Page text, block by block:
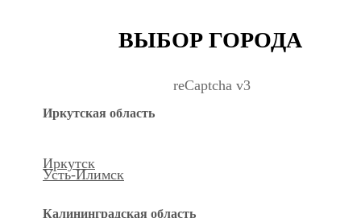
ВЫБОР ГОРОДА
reCaptcha v3
Иркутская область
Иркутск
Усть-Илимск
Калининградская область